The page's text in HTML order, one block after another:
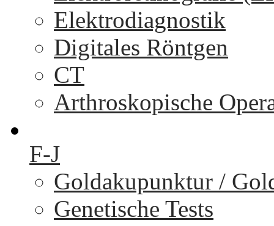
Elektrodiagnostik
Digitales Röntgen
CT
Arthroskopische
F-J
Goldakupunktur /
Genetische Tests